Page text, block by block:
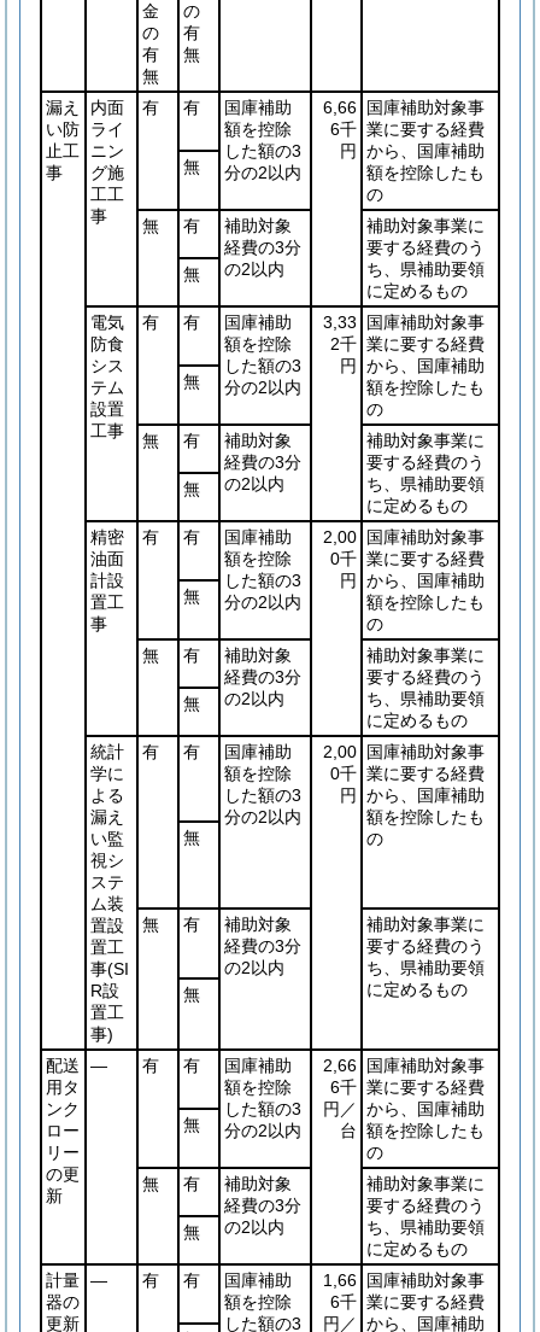
金
の
有
無
の
有
無
漏え
い防
止工
事
内面
ライ
ニン
グ施
工工
事
有 有
国庫補助
額を控除
した額の3
分の2以内
6,66
6千
円
国庫補助対象事
業に要する経費
から、国庫補助
額を控除したも
の
無
無 有
補助対象
経費の3分
の2以内
補助対象事業に
要する経費のう
ち、県補助要領
に定めるもの
無
電気
防食
シス
テム
設置
工事
有 有
国庫補助
額を控除
した額の3
分の2以内
3,33
2千
円
国庫補助対象事
業に要する経費
から、国庫補助
額を控除したも
の
無
無 有
補助対象
経費の3分
の2以内
補助対象事業に
要する経費のう
ち、県補助要領
に定めるもの
無
精密
油面
計設
置工
事
有 有
国庫補助
額を控除
した額の3
分の2以内
2,00
0千
円
国庫補助対象事
業に要する経費
から、国庫補助
額を控除したも
の
無
無 有
補助対象
経費の3分
の2以内
補助対象事業に
要する経費のう
ち、県補助要領
に定めるもの
無
統計
学に
よる
漏え
い監
視シ
ステ
ム装
置設
置工
事(SI
R設
置工
事)
有 有
国庫補助
額を控除
した額の3
分の2以内
2,00
0千
円
国庫補助対象事
業に要する経費
から、国庫補助
額を控除したも
の
無
無 有
補助対象
経費の3分
の2以内
補助対象事業に
要する経費のう
ち、県補助要領
に定めるもの
無
配送
用タ
ンク
ロー
リー
の更
新
― 有 有
国庫補助
額を控除
した額の3
分の2以内
2,66
6千
円／
台
国庫補助対象事
業に要する経費
から、国庫補助
額を控除したも
の
無
無 有
補助対象
経費の3分
の2以内
補助対象事業に
要する経費のう
ち、県補助要領
に定めるもの
無
計量
器の
更新
― 有 有
国庫補助
額を控除
した額の3
1,66
6千
円／
国庫補助対象事
業に要する経費
から、国庫補助